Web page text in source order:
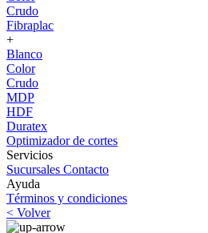
Crudo
Fibraplac
+
Blanco
Color
Crudo
MDP
HDF
Duratex
Optimizador de cortes
Servicios
Sucursales Contacto
Ayuda
Términos y condiciones
< Volver